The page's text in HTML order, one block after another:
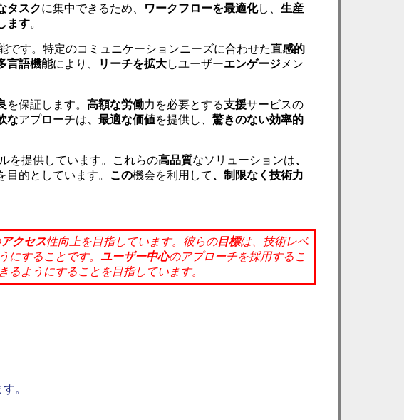
タスクに集中できるため、 ワークフローを最適化し、 生産
ます。
す。特定のコミュニケーションニーズに合わせた直感的
言語機能により、 リーチを拡大しユーザーエンゲージ メン
を保証します。 高額な労働力を必要とする支援サービスの
なアプローチは、最適な価値を提供し、 驚きのない効率的
を提供しています。これらの高品質なソリューションは、
的としています。 この機会を利用して、制限なく技術力
アクセス性向上を目指しています。彼らの目標は、技術レベ
にすることです。 ユーザー中心のアプローチを採用するこ
るようにすることを目指しています。
。